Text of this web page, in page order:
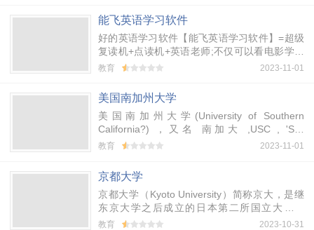
能飞英语学习软件
好的英语学习软件【能飞英语学习软件】=超级
复读机+点读机+英语老师;不仅可以看电影学英
语，还可便利复读、听写、角色扮演、口语模仿
教育 2023-11-01
美国南加州大学
美国南加州大学(University of Southern
California?) ，又名 南加大 ,USC , 'SC,
Southern California 和 Southern Cal ,位于加州
州及美国西岸最古老的私立大学。南加大的课程
水准极受肯定，其中商学院、电影、传播、建
筑、医学及理工学院等科系在美国大学中相当知
名。
教育 2023-11-01
京都大学
京都大学（Kyoto University）简称京大，是继
东京大学之后成立的日本第二所国立大学。
1892年，23位国会议员在向国会提出的一个议
教育 2023-10-31